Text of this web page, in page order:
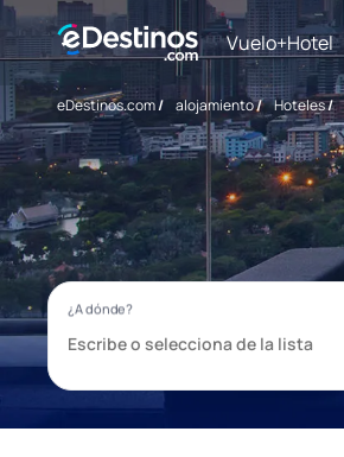
Vuelo+Hotel
eDestinos.com/ alojamiento/ Hoteles/